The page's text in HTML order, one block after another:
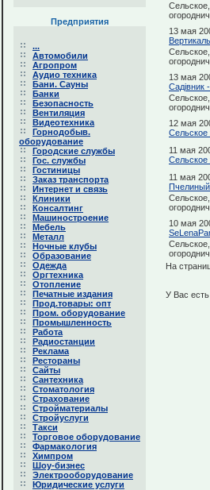
Предприятия
...
Автомобили
Агропром
Аудио техника
Бани. Сауны
Банки
Безопасность
Вентиляция
Видеотехника
Горнодобыв.
оборудование
Городские службы
Гос. службы
Гостиницы
Заказ транспорта
Интернет и связь
Клиники
Консалтинг
Машиностроение
Мебель
Металл
Ночные клубы
Образование
Одежда
Оргтехника
Отопление
Печатные издания
Прод.товары: опт
Пром. оборудование
Промышленность
Работа
Радиостанции
Реклама
Рестораны
Сайты
Сантехника
Стоматология
Страхование
Стройматериалы
Стройуслуги
Такси
Торговое оборудование
Фармакология
Химпром
Шоу-бизнес
Электрооборудование
Юридические услуги
13 мая
13 мая
Садівник
12 мая
Сельское
11 мая
Сельское
11 мая
10 мая
На
У Вас